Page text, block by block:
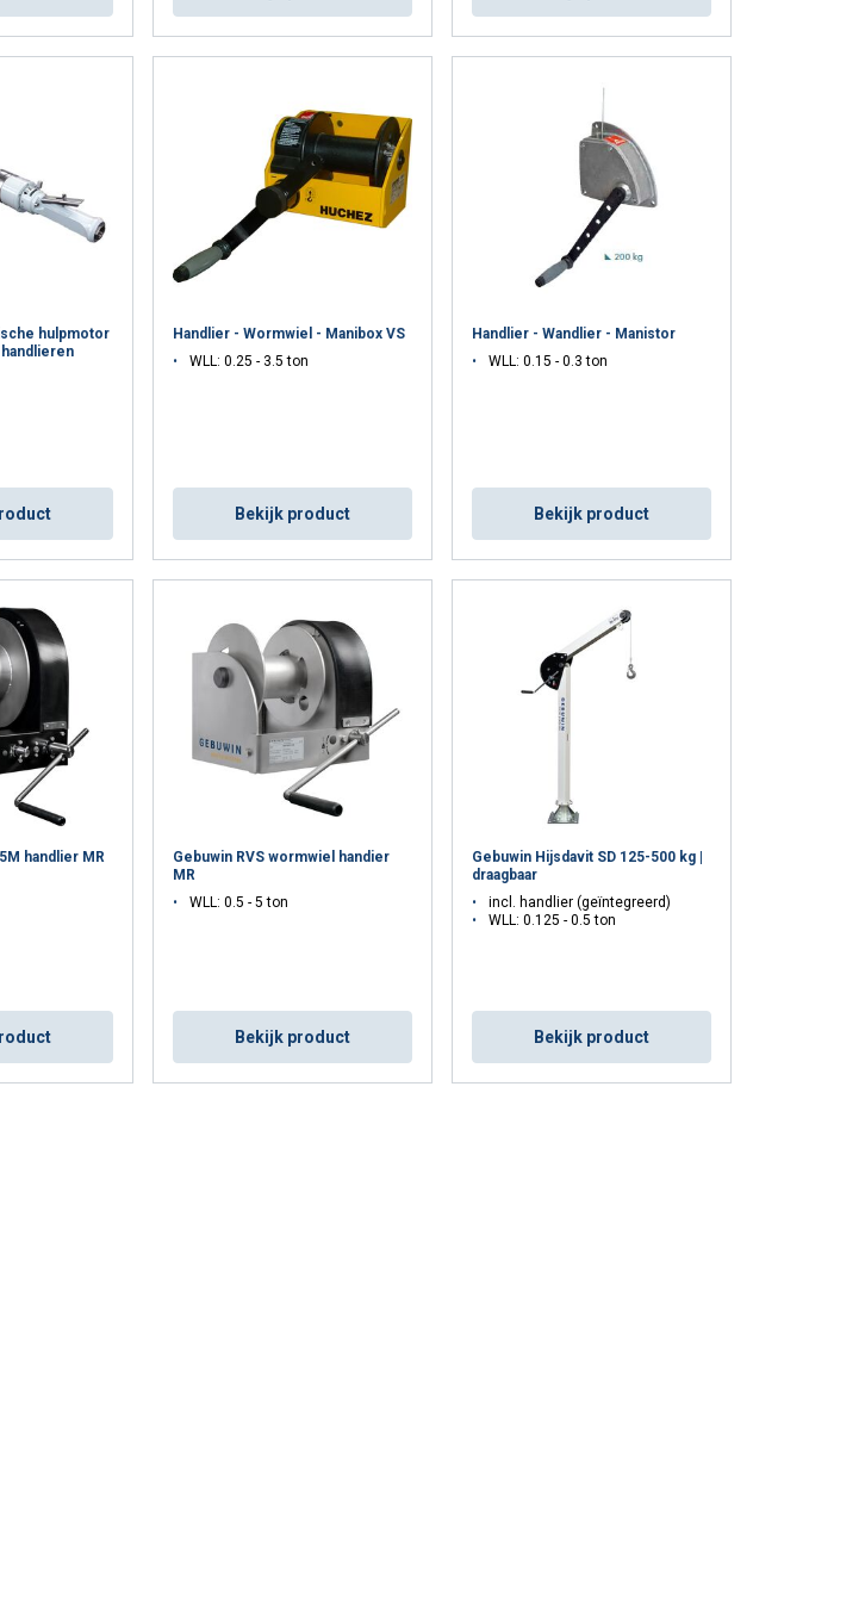
Certificering
2006/42/EG — CE-markering verplicht bij Hijslieren
trekkracht, uitvoering of certificering nodig? Onze specialisten staan klaar om je te adviseren.
hulpmotor
Handlier - Wormwiel - Manibox VS
WLL: 0.25 - 3.5 ton
Bekijk product
Handlier - Wandlier - Manistor
WLL: 0.15 - 0.3 ton
Bekijk product
handlier MR
Gebuwin RVS wormwiel handier
MR
WLL: 0.5 - 5 ton
Bekijk product
Gebuwin Hijsdavit SD 125-500 kg |
draagbaar
incl. handlier (geïntegreerd)
WLL: 0.125 - 0.5 ton
Bekijk product